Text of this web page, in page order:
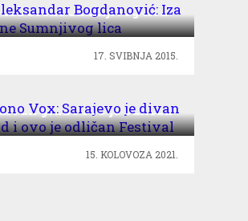
Iza scene Sumnjivog lica
17. SVIBNJA 2015.
grad i ovo je odličan
Festival
15. KOLOVOZA 2021.